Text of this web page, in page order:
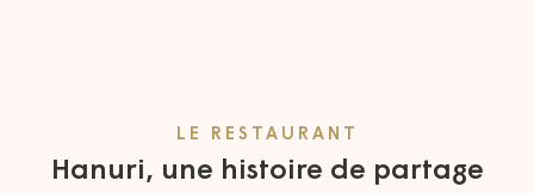
LE RESTAURANT
Hanuri, une histoire de partage